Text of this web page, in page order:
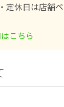
定休日は店舗
こちら